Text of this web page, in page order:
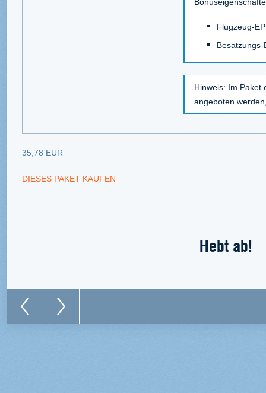
Flugzeug-
Besatzungs-
Hinweis: Im Paket
angeboten
35,78 EUR
DIESES PAKET KAUFEN
Hebt ab!